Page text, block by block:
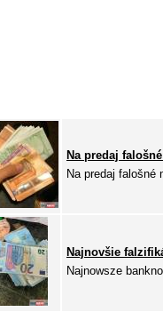
Na predaj
Na predaj
Najnovšie
Najnowsze